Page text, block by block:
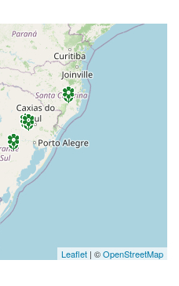
Leaflet | ©OpenStreetMap